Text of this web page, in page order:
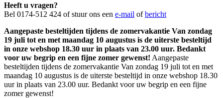
Heeft u vragen?
Bel 0174-512 424 of stuur ons een e-mail ofbericht
Aangepaste besteltijden tijdens de zomervakantie Van zondag
19 juli tot en met maandag 10 augustus is de uiterste besteltijd
in onze webshop 18.30 uur in plaats van 23.00 uur. Bedankt
voor uw begrip en een fijne zomer gewenst! Aangepaste
besteltijden tijdens de zomervakantie Van zondag 19 juli tot en met
maandag 10 augustus is de uiterste besteltijd in onze webshop 18.30
uur in plaats van 23.00 uur. Bedankt voor uw begrip en een fijne
zomer gewenst!